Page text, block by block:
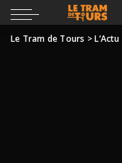
Le Tram de Tours >L’Actu